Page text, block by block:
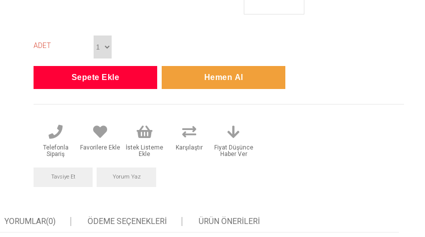
ADET
Telefonla
Sipariş
Favorilere Ekle
İstek Listeme
Ekle
Karşılaştır
Fiyat Düşünce
Haber Ver
Tavsiye Et Yorum Yaz
YORUMLAR(0) ÖDEME SEÇENEKLERI ÜRÜN ÖNERILERI